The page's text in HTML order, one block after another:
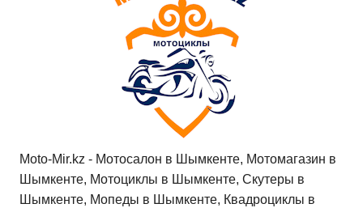
Moto-Mir.kz - Мотосалон в Шымкенте, Мотомагазин в
Шымкенте, Мотоциклы в Шымкенте, Скутеры в
Шымкенте, Мопеды в Шымкенте, Квадроциклы в